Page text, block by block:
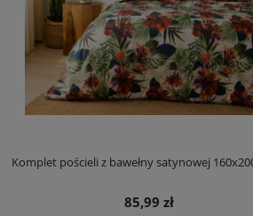
Komplet pościeli z bawełny satynowej
85,99 zł